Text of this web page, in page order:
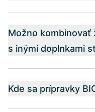
Možno kombinovať
s inými doplnkami
Kde sa prípravky